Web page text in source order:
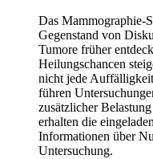
Das Mammographie-
Gegenstand von
Tumore früher
Heilungschancen
nicht jede
führen
zusätzlicher
erhalten die
Informationen über
Untersuchung.